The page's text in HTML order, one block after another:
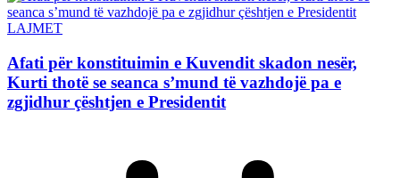
LAJMET
Afati për konstituimin e Kuvendit skadon nesër,
Kurti thotë se seanca s’mund të vazhdojë pa e
zgjidhur çështjen e Presidentit